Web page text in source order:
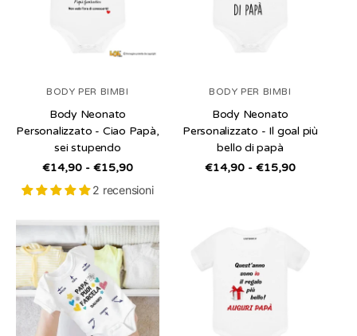
BODY PER BIMBI
Body Neonato
Personalizzato - Ciao Papà,
sei stupendo
€14,90 - €15,90
/
2 recensioni
BODY PER BIMBI
Body Neonato
Personalizzato - Il goal più
bello di papà
€14,90 - €15,90
/